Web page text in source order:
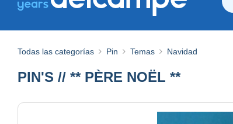
Todas las categorías Pin Temas Navidad
PIN'S // ** PÈRE NOËL **